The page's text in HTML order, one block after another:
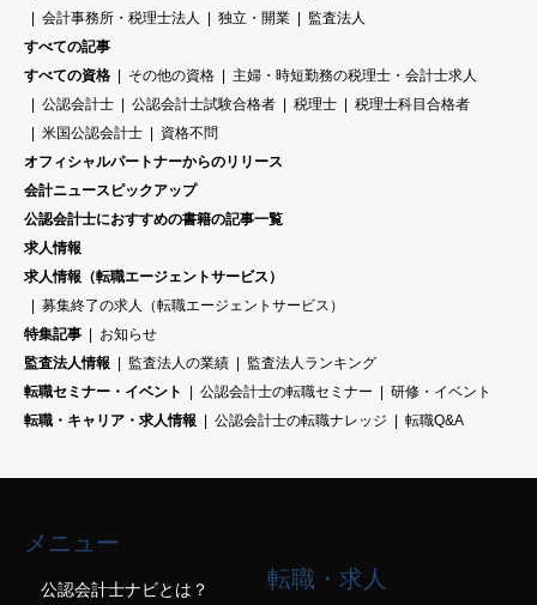
会計事務所・税理士法人
独立・開業
監査法人
すべての記事
すべての資格
その他の資格
主婦・時短勤務の税理士・会計士求人
公認会計士
公認会計士試験合格者 税理士
税理士科目合格者
米国公認会計士
資格不問
オフィシャルパートナーからのリリース
会計ニュースピックアップ
公認会計士におすすめの書籍の記事一覧
求人情報
求人情報（転職エージェントサービス）
募集終了の求人（転職エージェントサービス）
特集記事
お知らせ
監査法人情報
監査法人の業績
監査法人ランキング
転職セミナー・イベント
公認会計士の転職セミナー
研修・イベント
転職・キャリア・求人情報
公認会計士の転職ナレッジ 転職Q&A
メニュー
公認会計士ナビとは？
転職・求人